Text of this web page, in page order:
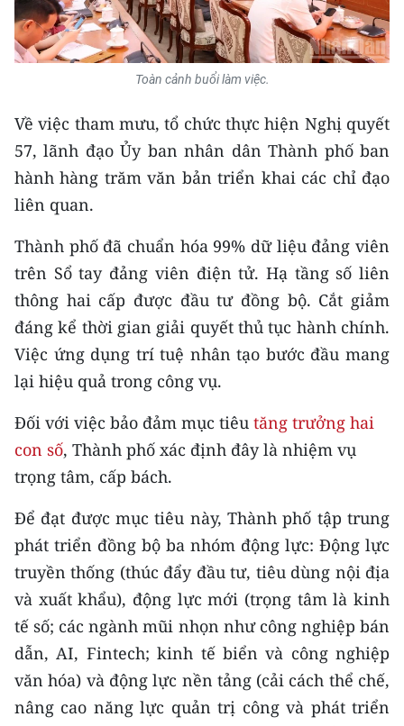
Toàn cảnh buổi làm việc.
Về việc tham mưu, tổ chức thực hiện Nghị quyết
57, lãnh đạo Ủy ban nhân dân Thành phố ban
hành hàng trăm văn bản triển khai các chỉ đạo
liên quan.
Thành phố đã chuẩn hóa 99% dữ liệu đảng viên
trên Sổ tay đảng viên điện tử. Hạ tầng số liên
thông hai cấp được đầu tư đồng bộ. Cắt giảm
đáng kể thời gian giải quyết thủ tục hành chính.
Việc ứng dụng trí tuệ nhân tạo bước đầu mang
lại hiệu quả trong công vụ.
Đối với việc bảo đảm mục tiêu tăng trưởng hai
con số, Thành phố xác định đây là nhiệm vụ
trọng tâm, cấp bách.
Để đạt được mục tiêu này, Thành phố tập trung
phát triển đồng bộ ba nhóm động lực: Động lực
truyền thống (thúc đẩy đầu tư, tiêu dùng nội địa
và xuất khẩu), động lực mới (trọng tâm là kinh
tế số; các ngành mũi nhọn như công nghiệp bán
dẫn, AI, Fintech; kinh tế biển và công nghiệp
văn hóa) và động lực nền tảng (cải cách thể chế,
nâng cao năng lực quản trị công và phát triển